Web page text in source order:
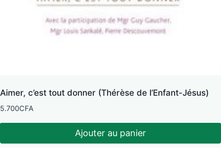
Aimer, c’est tout donner (Thérèse de l’Enfant-Jésus)
5.700CFA
Ajouter au panier